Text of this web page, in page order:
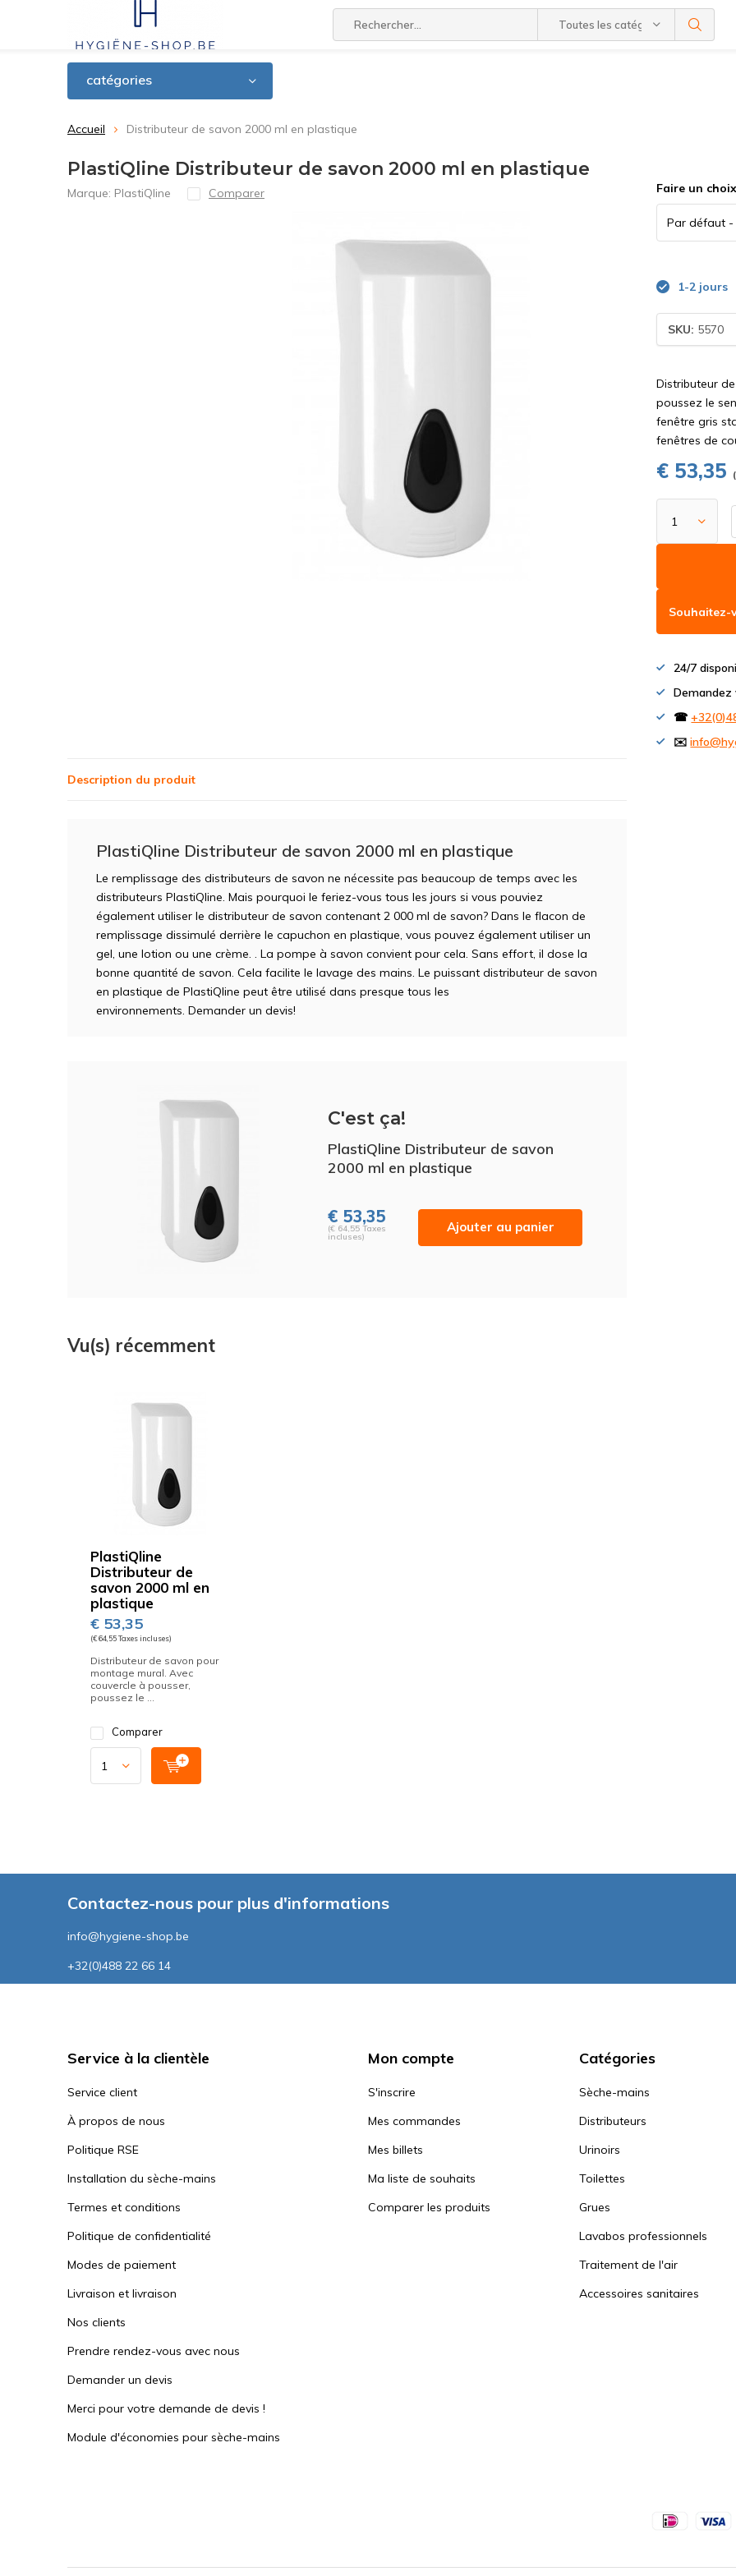
Toutes les catégories
catégories
Accueil Distributeur de savon 2000 ml en plastique
PlastiQline Distributeur de savon 2000 ml en plastique
Marque: PlastiQline Comparer Faire un
1-2 jours
SKU: 5570
Distributeur
poussez le
fenêtre gris
fenêtres de
€ 53,35
Souhaitez-
24/7
Demandez
☎
✉️
Description du produit
PlastiQline Distributeur de savon 2000 ml en plastique
Le remplissage des distributeurs de savon ne nécessite pas beaucoup de temps avec les
distributeurs PlastiQline. Mais pourquoi le feriez-vous tous les jours si vous pouviez
également utiliser le distributeur de savon contenant 2 000 ml de savon? Dans le flacon de
remplissage dissimulé derrière le capuchon en plastique, vous pouvez également utiliser un
gel, une lotion ou une crème. . La pompe à savon convient pour cela. Sans effort, il dose la
bonne quantité de savon. Cela facilite le lavage des mains. Le puissant distributeur de savon
en plastique de PlastiQline peut être utilisé dans presque tous les
environnements. Demander un devis!
C'est ça!
PlastiQline Distributeur de savon
2000 ml en plastique
€ 53,35
(€ 64,55 Taxes
incluses)
Ajouter au panier
Vu(s) récemment
PlastiQline
Distributeur de
savon 2000 ml en
plastique
€ 53,35
(€ 64,55 Taxes incluses)
Distributeur de savon pour
montage mural. Avec
couvercle à pousser,
poussez le ...
Comparer
Contactez-nous pour plus d'informations
info@hygiene-shop.be
+32(0)488 22 66 14
Service à la clientèle
Service client
À propos de nous
Politique RSE
Installation du sèche-mains
Termes et conditions
Politique de confidentialité
Modes de paiement
Livraison et livraison
Nos clients
Prendre rendez-vous avec nous
Demander un devis
Merci pour votre demande de devis !
Module d'économies pour sèche-mains
Mon compte
S'inscrire
Mes commandes
Mes billets
Ma liste de souhaits
Comparer les produits
Catégories
Sèche-mains
Distributeurs
Urinoirs
Toilettes
Grues
Lavabos professionnels
Traitement de l'air
Accessoires sanitaires